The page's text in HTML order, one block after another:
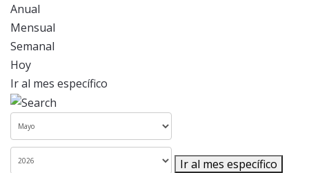
Anual
Mensual
Semanal
Hoy
Ir al mes específico
Ir al mes específico